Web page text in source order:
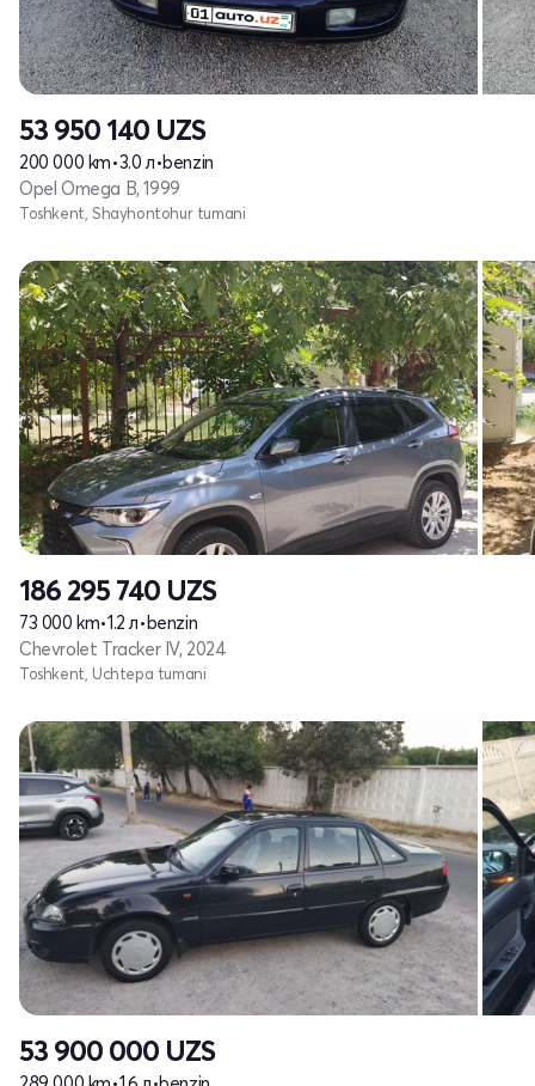
53 950 140 UZS
200 000 km•3.0 л•benzin
Opel Omega B, 1999
Toshkent, Shayhontohur tumani
186 295 740 UZS
73 000 km•1.2 л•benzin
Chevrolet Tracker IV, 2024
Toshkent, Uchtepa tumani
53 900 000 UZS